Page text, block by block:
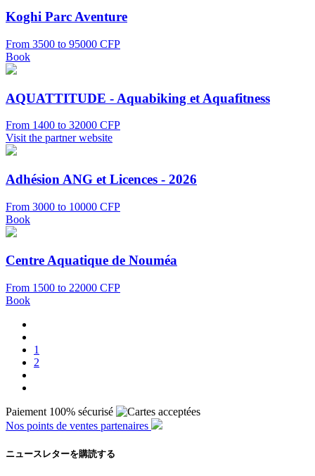
Koghi Parc Aventure
From 3500 to 95000 CFP
Book
AQUATTITUDE - Aquabiking et Aquafitness
From 1400 to 32000 CFP
Visit the partner website
Adhésion ANG et Licences - 2026
From 3000 to 10000 CFP
Book
Centre Aquatique de Nouméa
From 1500 to 22000 CFP
Book
1
2
Paiement 100% sécurisé
Nos points de ventes partenaires
ニュースレターを購読する